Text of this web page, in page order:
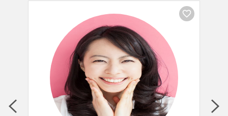
favorite_border
MORE VIEW